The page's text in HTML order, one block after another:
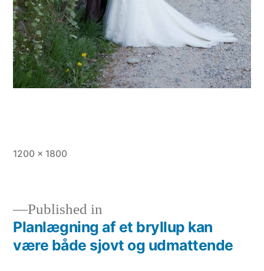
Full
1200 × 1800
Indlægsnavigation
Published in
Planlægning af et bryllup kan
være både sjovt og udmattende